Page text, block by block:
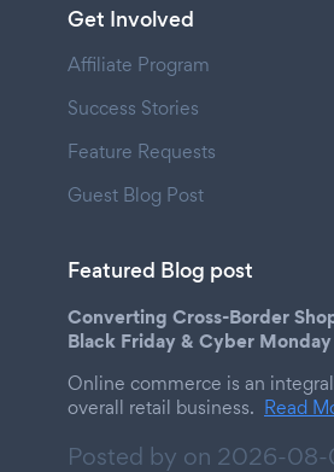
Get Involved
Affiliate Program
Success Stories
Feature Requests
Guest Blog Post
Featured Blog post
Converting Cross-Border
Black Friday & Cyber Monday
Online commerce is an
overall retail business. Read
Posted by on 2026-08-